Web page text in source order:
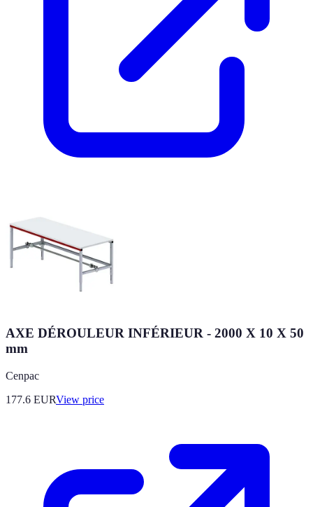
AXE DÉROULEUR INFÉRIEUR - 2000 X 10 X 50
mm
Cenpac
177.6 EURView price